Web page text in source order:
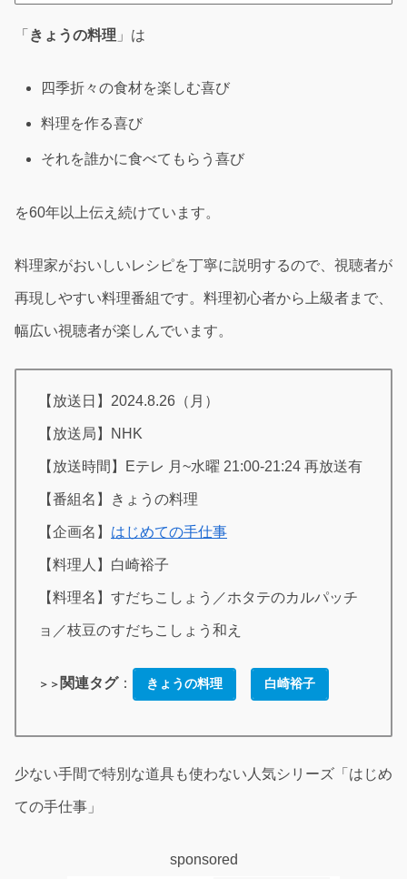
「 きょうの料理 」は
四季折々の食材を楽しむ喜び
料理を作る喜び
それを誰かに食べてもらう喜び
を60年以上伝え続けています。
料理家がおいしいレシピを丁寧に説明するので、視聴者が
再現しやすい料理番組です。料理初心者から上級者まで、
幅広い視聴者が楽しんでいます。
【放送日】2024.8.26（月）
【放送局】NHK
【放送時間】Eテレ 月~水曜 21:00-21:24 再放送有
【番組名】きょうの料理
【企画名】 はじめての手仕事
【料理人】白崎裕子
【料理名】すだちこしょう／ホタテのカルパッチ
ョ／枝豆のすだちこしょう和え
＞＞ 関連タグ： きょうの料理 白崎裕子
少ない手間で特別な道具も使わない人気シリーズ「はじめ
ての手仕事」
sponsored